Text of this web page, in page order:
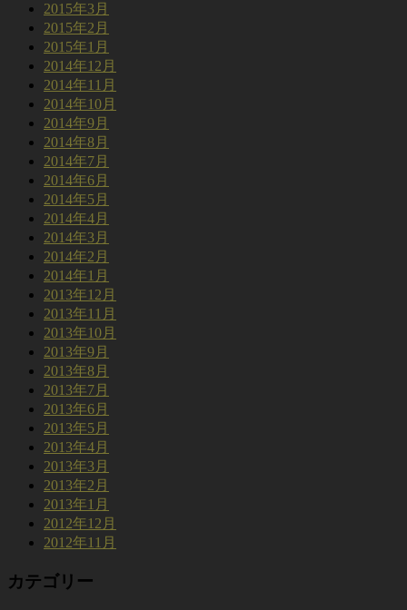
2015年3月
2015年2月
2015年1月
2014年12月
2014年11月
2014年10月
2014年9月
2014年8月
2014年7月
2014年6月
2014年5月
2014年4月
2014年3月
2014年2月
2014年1月
2013年12月
2013年11月
2013年10月
2013年9月
2013年8月
2013年7月
2013年6月
2013年5月
2013年4月
2013年3月
2013年2月
2013年1月
2012年12月
2012年11月
カテゴリー